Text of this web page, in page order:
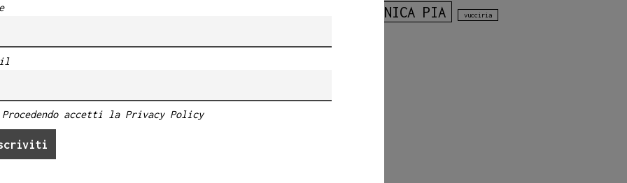
piazza Bologni, con tutti i nostri
e con una super novità!
VERONICA PIA vucciria
Procedendo accetti la Privacy Policy